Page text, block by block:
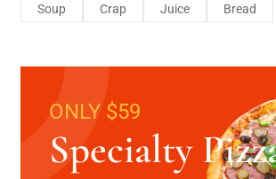
Soup Crap Juice Bread
ONLY $59
Specialty